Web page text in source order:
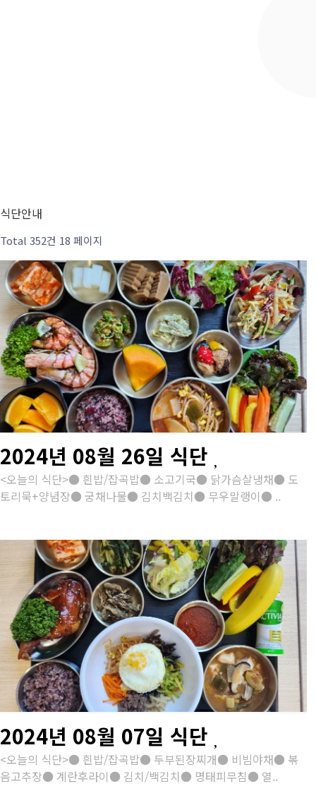
식단안내
Total 352건 18 페이지
2024년 08월 26일 식단
<오늘의 식단>● 흰밥/잡곡밥● 소고기국● 닭가슴살냉채● 도
토리묵+양념장● 궁채나물● 김치백김치● 무우말랭이● ..
2024년 08월 07일 식단
<오늘의 식단>● 흰밥/잡곡밥● 두부된장찌개● 비빔야채● 볶
음고추장● 계란후라이● 김치/백김치● 명태피무침● 열..